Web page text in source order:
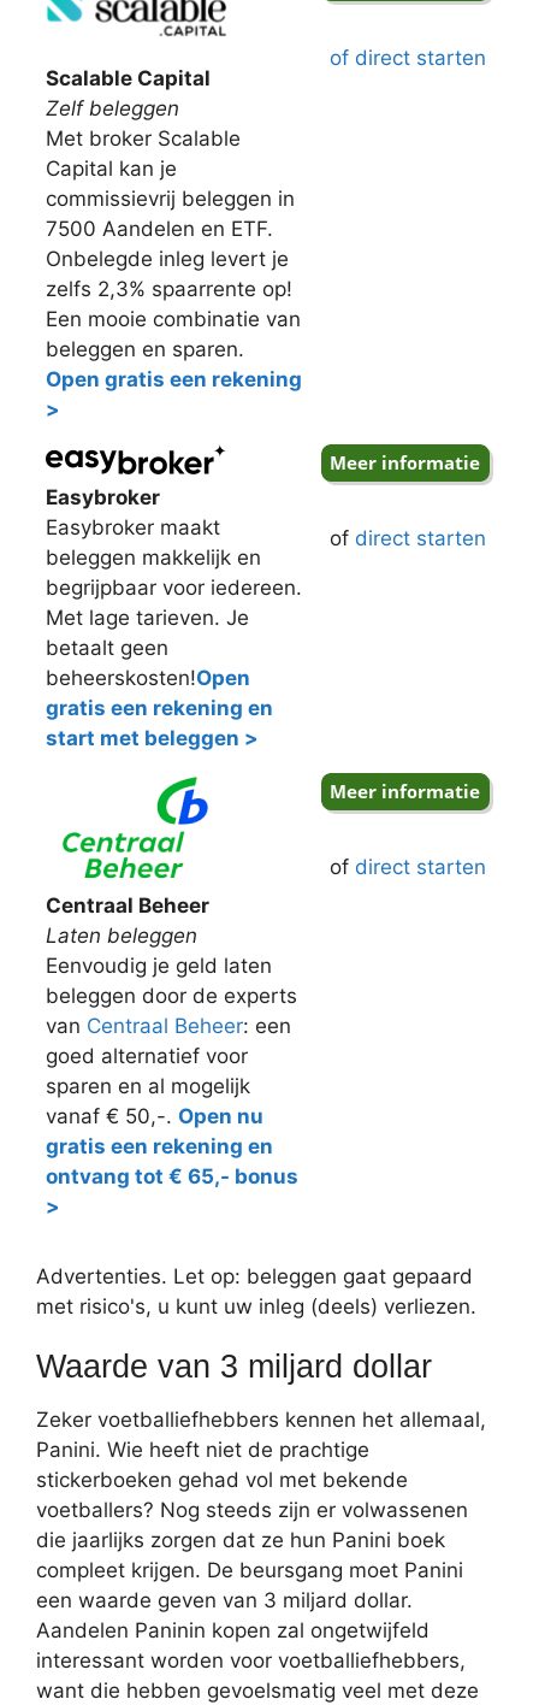
Scalable Capital
Zelf beleggen
Met broker Scalable
Capital kan je
commissievrij beleggen in
7500 Aandelen en ETF.
Onbelegde inleg levert je
zelfs 2,3% spaarrente op!
Een mooie combinatie van
beleggen en sparen.
Open gratis een rekening
>
of direct starten
Easybroker
Easybroker maakt
beleggen makkelijk en
begrijpbaar voor iedereen.
Met lage tarieven. Je
betaalt geen
beheerskosten!Open
gratis een rekening en
start met beleggen >
of direct starten
Centraal Beheer
Laten beleggen
Eenvoudig je geld laten
beleggen door de experts
van Centraal Beheer: een
goed alternatief voor
sparen en al mogelijk
vanaf € 50,-. Open nu
gratis een rekening en
ontvang tot € 65,- bonus
>
of direct starten
Advertenties. Let op: beleggen gaat gepaard
met risico's, u kunt uw inleg (deels) verliezen.
Waarde van 3 miljard dollar
Zeker voetballiefhebbers kennen het allemaal,
Panini. Wie heeft niet de prachtige
stickerboeken gehad vol met bekende
voetballers? Nog steeds zijn er volwassenen
die jaarlijks zorgen dat ze hun Panini boek
compleet krijgen. De beursgang moet Panini
een waarde geven van 3 miljard dollar.
Aandelen Paninin kopen zal ongetwijfeld
interessant worden voor voetballiefhebbers,
want die hebben gevoelsmatig veel met deze